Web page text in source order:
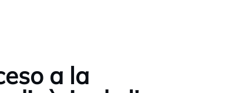
a la